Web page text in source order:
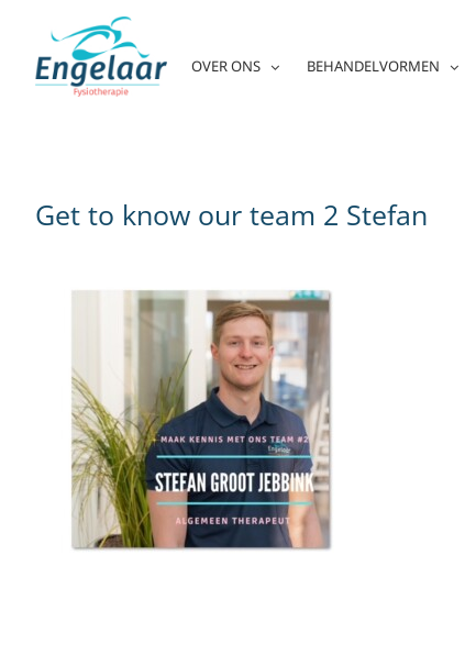
content
OVER ONS BEHANDELVORMEN
Get to know our team 2 Stefan